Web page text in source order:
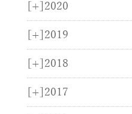
[+] 2020
[+] 2019
[+] 2018
[+] 2017